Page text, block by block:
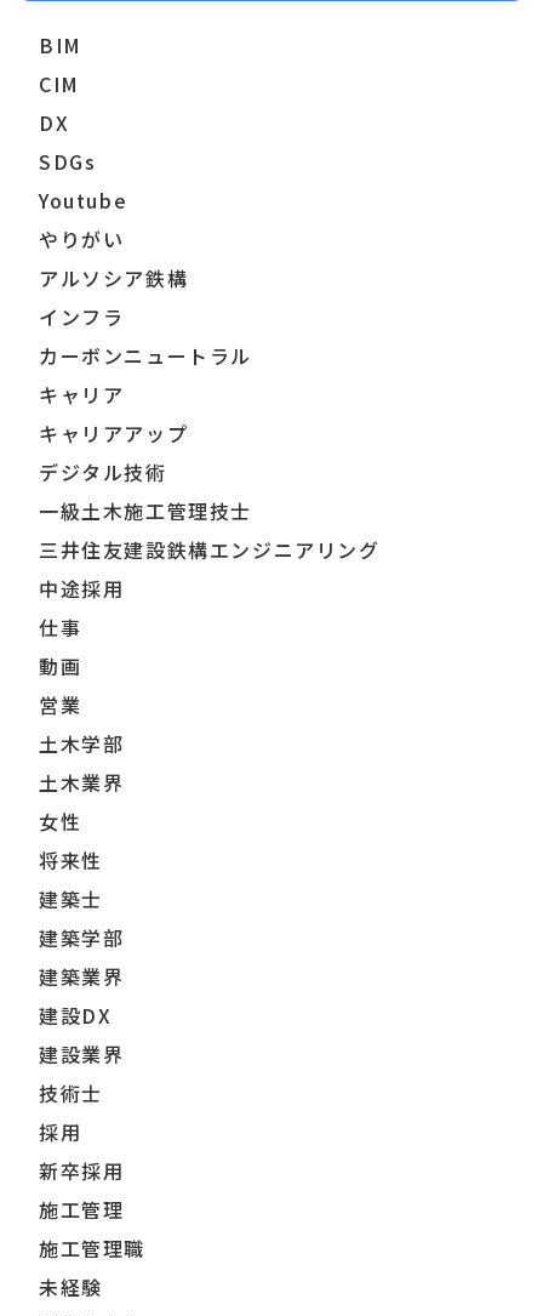
BIM
CIM
DX
SDGs
Youtube
やりがい
アルソシア鉄構
インフラ
カーボンニュートラル
キャリア
キャリアアップ
デジタル技術
一級土木施工管理技士
三井住友建設鉄構エンジニアリング
中途採用
仕事
動画
営業
土木学部
土木業界
女性
将来性
建築士
建築学部
建築業界
建設DX
建設業界
技術士
採用
新卒採用
施工管理
施工管理職
未経験